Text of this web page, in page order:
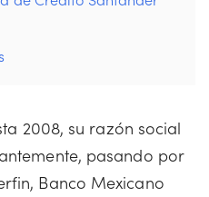
2008, su razón social
pasando por
Banco Mexicano